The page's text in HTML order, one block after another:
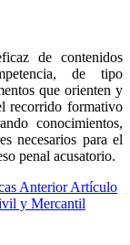
de contenidos
de tipo
que orienten y
recorrido formativo
conocimientos,
necesarios para el
penal acusatorio.
Anterior Artículo
y Mercantil